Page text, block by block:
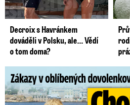
Decroix s Havránkem
dováděli v Polsku, ale… Vědí
o tom doma?
Zákazy v dovolenkových rájích: